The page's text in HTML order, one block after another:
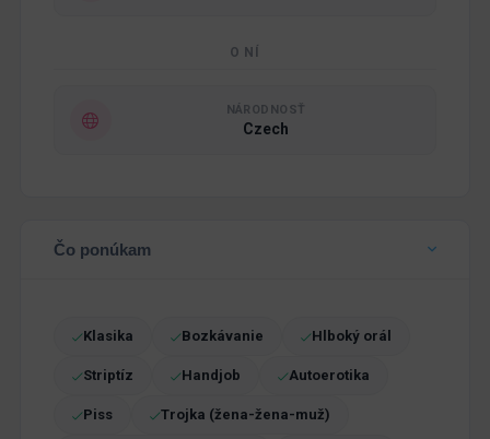
O NÍ
NÁRODNOSŤ
Czech
Čo ponúkam
Klasika Bozkávanie Hlboký orál
Striptíz Handjob Autoerotika
Piss Trojka (žena-žena-muž)